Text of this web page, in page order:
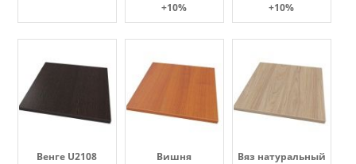
+10%
+10%
Венге U2108 Вишня
Вяз натуральный